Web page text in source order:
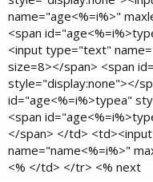
name="age<%=i%>"
<span
<input type="text"
size=8></span> <span
style="display:none"></
id="age<%=i%>typea"
<span
</span> </td>
name="name<%=i%>"
</td> </tr> <% next %>​